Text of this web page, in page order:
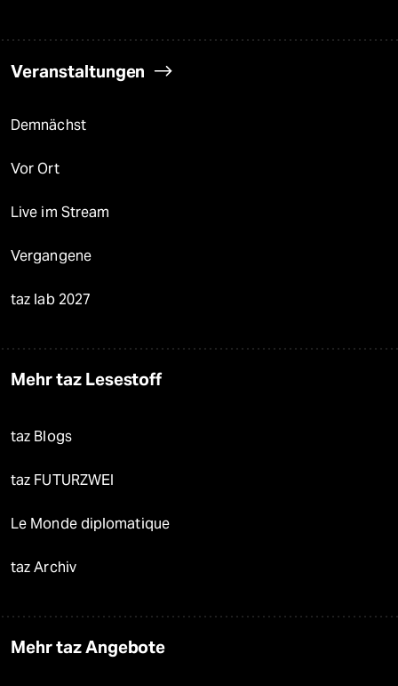
Veranstaltungen
Demnächst
Vor Ort
Live im Stream
Vergangene
taz lab 2027
Mehr taz Lesestoff
taz Blogs
taz FUTURZWEI
Le Monde diplomatique
taz Archiv
Mehr taz Angebote